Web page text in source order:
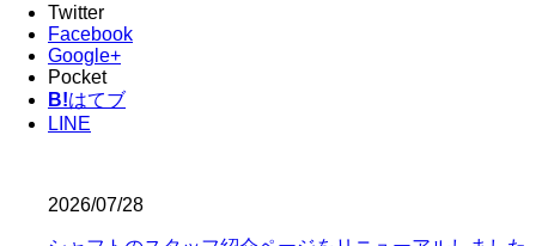
Twitter
Facebook
Google+
Pocket
B!はてブ
LINE
2026/07/28